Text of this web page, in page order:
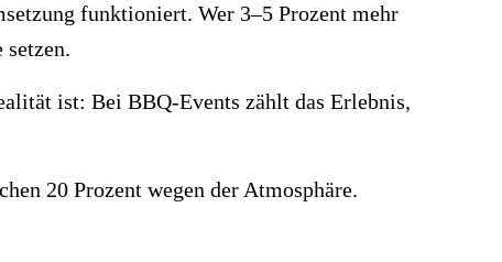
funktioniert. Wer 3–5 Prozent mehr
ist: Bei BBQ-Events zählt das Erlebnis,
20 Prozent wegen der Atmosphäre.